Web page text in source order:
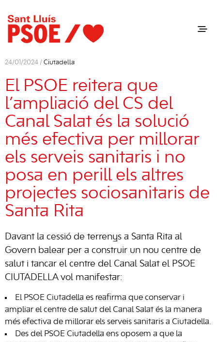
24/01/2024 / Ciutadella
El PSOE reitera que
l’ampliació del CS del
Canal Salat és la solució
més efectiva per millorar
els serveis sanitaris i no
posa en perill els altres
projectes sociosanitaris de
Santa Rita
Davant la cessió de terrenys a Santa Rita al
Govern balear per a construir un nou centre de
salut i tancar el centre del Canal Salat el PSOE
CIUTADELLA vol manifestar:
El PSOE Ciutadella es reafirma que conservar i
ampliar el centre de salut del Canal Salat és la manera
més efectiva de millorar els serveis sanitaris a Ciutadella.
Des del PSOE Ciutadella ens oposem a que la